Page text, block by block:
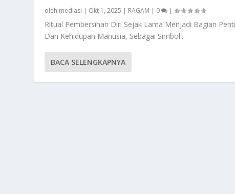
oleh mediasi | Okt 1, 2025 | RAGAM | 0 |
Ritual Pembersihan Diri Sejak Lama Menjadi Bagian
Dari Kehidupan Manusia, Sebagai Simbol...
BACA SELENGKAPNYA